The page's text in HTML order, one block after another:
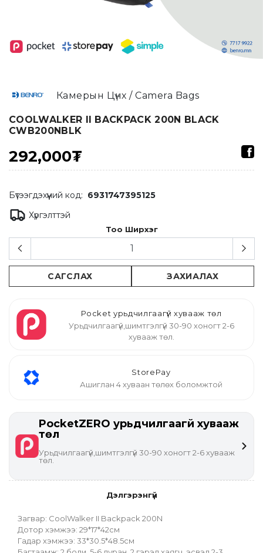
Камерын Цүнх / Camera Bags
COOLWALKER II BACKPACK 200N BLACK
CWB200NBLK
292,000₮
Бүтээгдэхүүний код: 6931747395125
Хүргэлттэй
Тоо Ширхэг
САГСЛАХ ЗАХИАЛАХ
Pocket урьдчилгаагүй хувааж төл
Урьдчилгаагүй,шимтгэлгүй 30-90 хоногт 2-6
хувааж төл.
StorePay
Ашиглан 4 хуваан төлөх боломжтой
PocketZERO урьдчилгаагүй хувааж
төл
Урьдчилгаагүй,шимтгэлгүй 30-90 хоногт 2-6 хувааж
төл.
Дэлгэрэнгүй
Загвар: CoolWalker II Backpack 200N
Дотор хэмжээ: 29*17*42см
Гадар хэмжээ: 33*30.5*48.5см